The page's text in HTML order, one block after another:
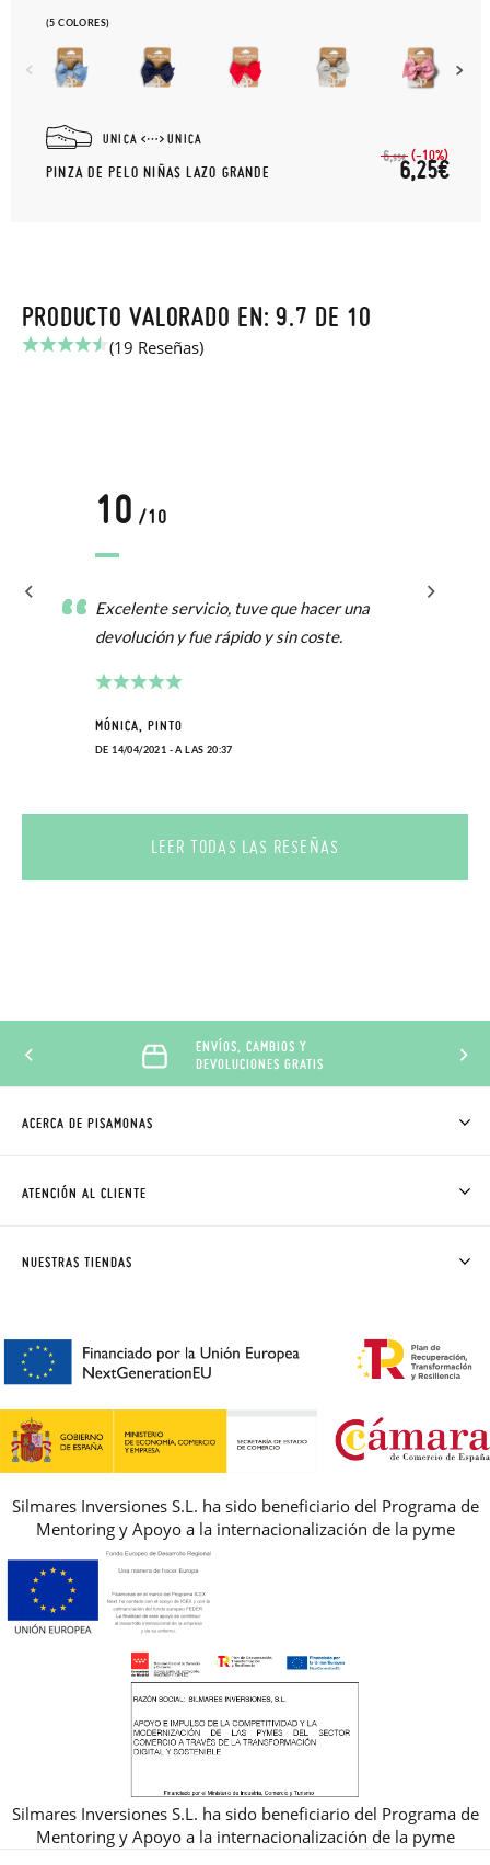
(5 COLORES)
UNICA UNICA
PINZA DE PELO NIÑAS LAZO GRANDE
6,95€ (-10%)
6,25€
PRODUCTO VALORADO EN: 9.7 DE 10
(19 Reseñas)
10 /10
Excelente servicio, tuve que hacer una
devolución y fue rápido y sin coste.
MÓNICA, PINTO
DE 14/04/2021 - A LAS 20:37
LEER TODAS LAS RESEÑAS
ENVÍOS, CAMBIOS Y
DEVOLUCIONES GRATIS
ACERCA DE PISAMONAS
CÓMO COMPRAR
AVISO LEGAL, PRIVACIDAD Y COOKIES
REBAJAS
ATENCIÓN AL CLIENTE
PREGUNTAS FRECUENTES
NUESTRAS TIENDAS
Silmares Inversiones S.L. ha sido beneficiario del Programa de
Mentoring y Apoyo a la internacionalización de la pyme
Silmares Inversiones S.L. ha sido beneficiario del Programa de
Mentoring y Apoyo a la internacionalización de la pyme